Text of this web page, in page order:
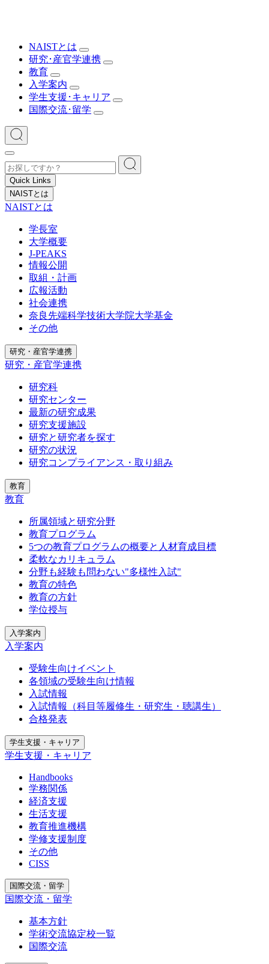
NAISTとは
研究･産官学連携
教育
入学案内
学生支援･キャリア
国際交流･留学
Quick Links
NAISTとは
NAISTとは
学長室
大学概要
J-PEAKS
情報公開
取組・計画
広報活動
社会連携
奈良先端科学技術大学院大学基金
その他
研究・産官学連携
研究・産官学連携
研究科
研究センター
最新の研究成果
研究支援施設
研究と研究者を探す
研究の状況
研究コンプライアンス・取り組み
教育
教育
所属領域と研究分野
教育プログラム
5つの教育プログラムの概要と人材育成目標
柔軟なカリキュラム
分野も経験も問わない"多様性入試"
教育の特色
教育の方針
学位授与
入学案内
入学案内
受験生向けイベント
各領域の受験生向け情報
入試情報
入試情報（科目等履修生・研究生・聴講生）
合格発表
学生支援・キャリア
学生支援・キャリア
Handbooks
学務関係
経済支援
生活支援
教育推進機構
学修支援制度
その他
CISS
国際交流・留学
国際交流・留学
基本方針
学術交流協定校一覧
国際交流